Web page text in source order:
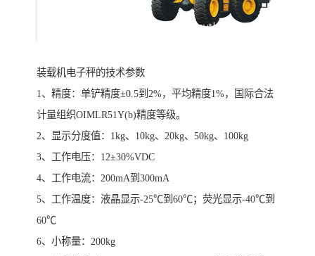
装载机电子秤的技术参数
1、精度：单铲精度±0.5到2%，平均精度1%，国际合法
计量组织OIMLR51Y(b)精度等级。
2、显示分度值：1kg、10kg、20kg、50kg、100kg
3、工作电压：12±30%VDC
4、工作电流：200mA到300mA
5、工作温度：液晶显示-25℃到60℃；荧光显示-40℃到
60℃
6、小称量：200kg